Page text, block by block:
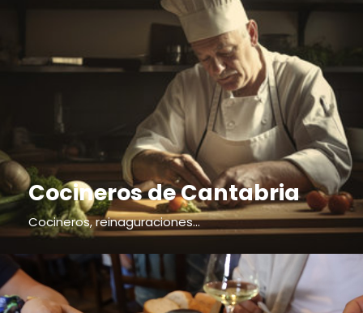
Cocineros de Cantabria
Cocineros, reinaguraciones...